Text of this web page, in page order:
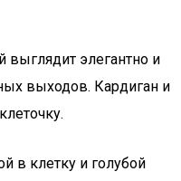
элегантно и
выходов. Кардиган и
в клетку и голубой